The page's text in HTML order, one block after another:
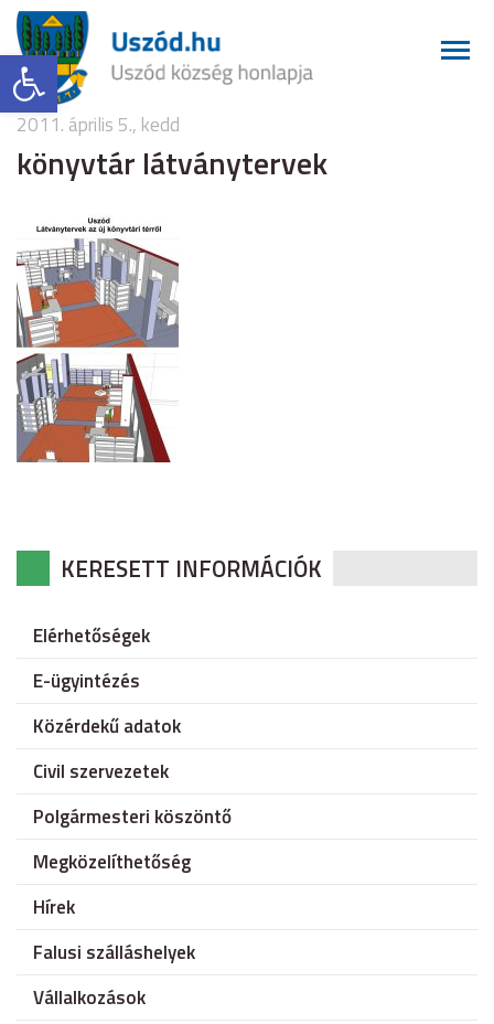
Eszköztár megnyitása
2011. április 5., kedd
könyvtár látványtervek
KERESETT INFORMÁCIÓK
Elérhetőségek
E-ügyintézés
Közérdekű adatok
Civil szervezetek
Polgármesteri köszöntő
Megközelíthetőség
Hírek
Falusi szálláshelyek
Vállalkozások